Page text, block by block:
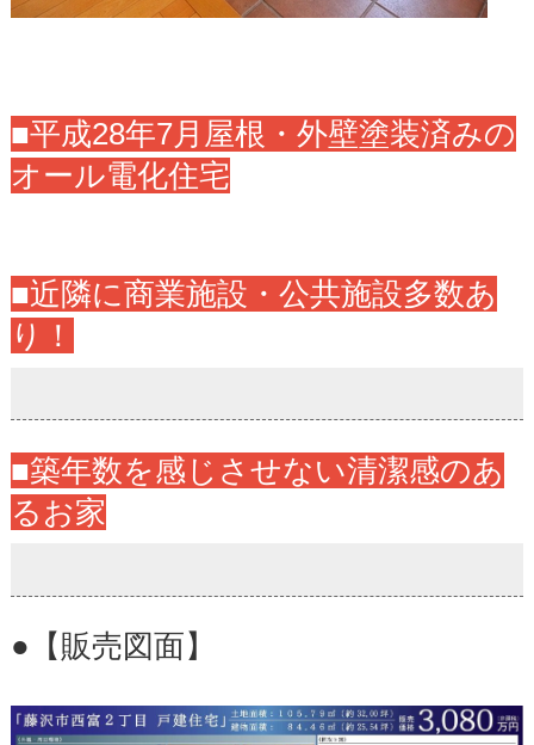
■平成28年7月屋根・外壁塗装済みの
オール電化住宅
■近隣に商業施設・公共施設多数あ
り！
■築年数を感じさせない清潔感のあ
るお家
●【販売図面】